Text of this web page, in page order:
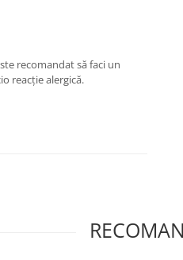
recomandat să faci un
reacție alergică.